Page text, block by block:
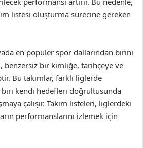
listesi oluşturma sürecine gereken
en popüler spor dallarından birini
benzersiz bir kimliğe, tarihçeye ve
Bu takımlar, farklı liglerde
biri kendi hedefleri doğrultusunda
çalışır. Takım listeleri, liglerdeki
performanslarını izlemek için